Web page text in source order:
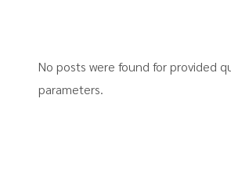
No posts were found for provided
parameters.